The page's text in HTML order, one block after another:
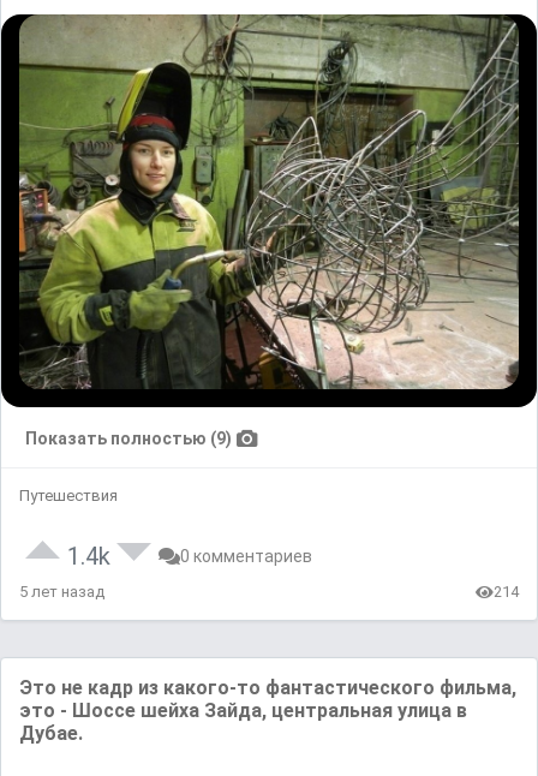
Показать полностью (9)
Путешествия
1.4k 0 комментариев
5 лет назад 214
Это не кадр из какого-то фантастического фильма,
это - Шоссе шейха Зайда, центральная улица в
Дубае.